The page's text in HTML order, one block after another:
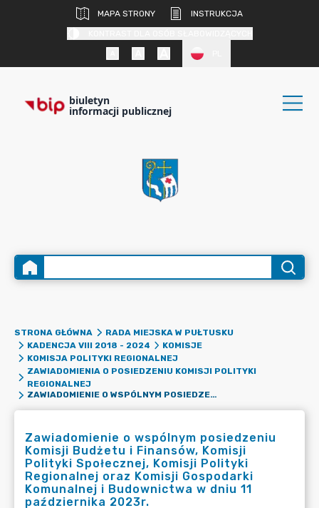
MAPA STRONY
INSTRUKCJA
biuletyn
informacji publicznej
STRONA GŁÓWNA
RADA MIEJSKA W PUŁTUSKU
KADENCJA VIII 2018 - 2024
KOMISJE
KOMISJA POLITYKI REGIONALNEJ
ZAWIADOMIENIA O POSIEDZENIU KOMISJI POLITYKI
REGIONALNEJ
ZAWIADOMIENIE O WSPÓLNYM POSIEDZENIU KOMISJI BUDŻETU I FINANSÓW, KOMISJI POLITYKI SPOŁECZNEJ, KOMISJI POLITYKI REGIONALNEJ ORAZ KOMISJI GOSPODARKI KOMUNALNEJ I BUDOWNICTWA W DNIU 11 PAŹDZIERNIKA 2023R.
Zawiadomienie o wspólnym posiedzeniu
Komisji Budżetu i Finansów, Komisji
Polityki Społecznej, Komisji Polityki
Regionalnej oraz Komisji Gospodarki
Komunalnej i Budownictwa w dniu 11
października 2023r.